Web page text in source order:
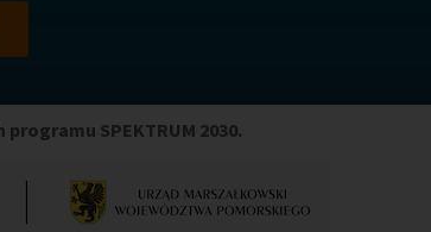
SPEKTRUM 2030.